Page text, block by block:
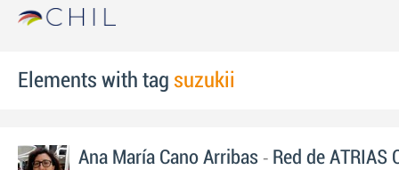
Elements with tag suzukii
Ana María Cano Arribas - Red de ATRIAS